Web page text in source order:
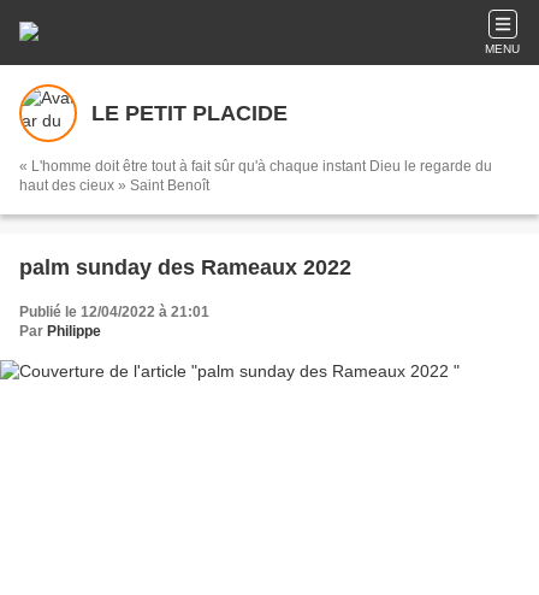
MENU
LE PETIT PLACIDE
« L'homme doit être tout à fait sûr qu'à chaque instant Dieu le regarde du
haut des cieux » Saint Benoît
palm sunday des Rameaux 2022
Publié le 12/04/2022 à 21:01
Par Philippe